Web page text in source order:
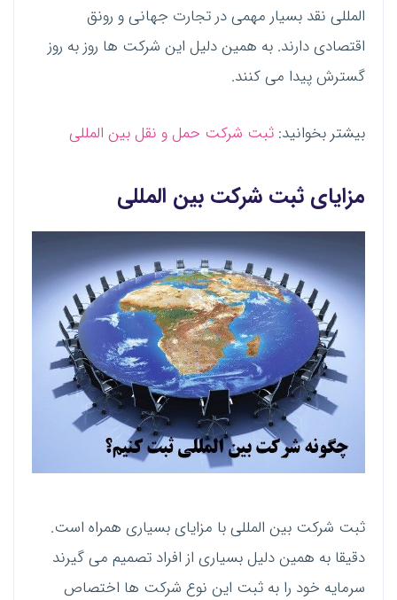
المللی نقد بسیار مهمی در تجارت جهانی و رونق
اقتصادی دارند. به همین دلیل این شرکت ها روز به روز
گسترش پیدا می کنند.
بیشتر بخوانید: ثبت شرکت حمل و نقل بین المللی
مزایای ثبت شرکت بین المللی
ثبت شرکت بین المللی با مزایای بسیاری همراه است.
دقیقا به همین دلیل بسیاری از افراد تصمیم می گیرند
سرمایه خود را به ثبت این نوع شرکت ها اختصاص